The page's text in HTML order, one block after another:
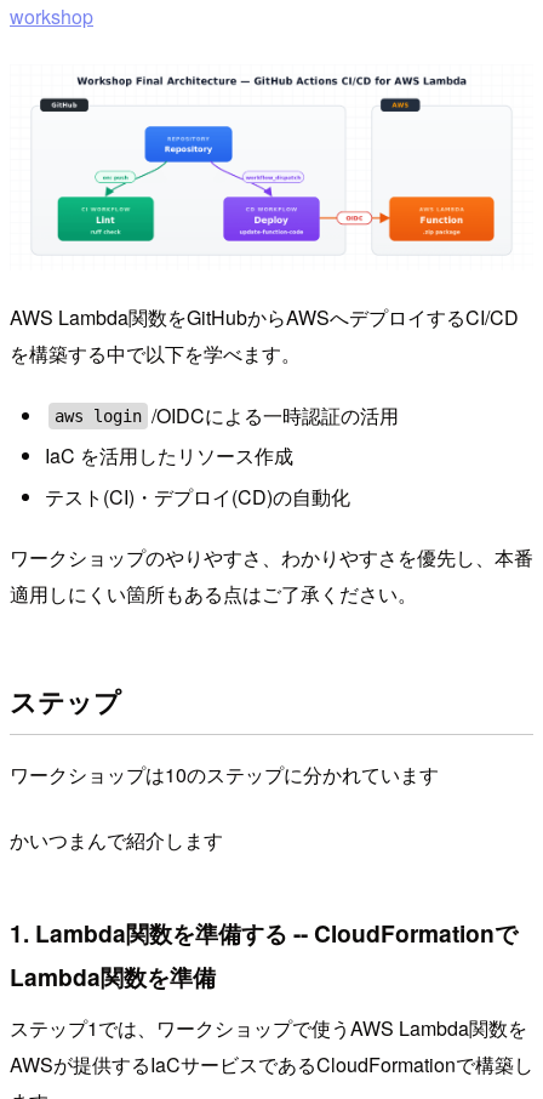
workshop
AWS Lambda関数をGitHubからAWSへデプロイするCI/CD
を構築する中で以下を学べます。
aws login /OIDCによる一時認証の活用
IaC を活用したリソース作成
テスト(CI)・デプロイ(CD)の自動化
ワークショップのやりやすさ、わかりやすさを優先し、本番
適用しにくい箇所もある点はご了承ください。
ステップ
ワークショップは10のステップに分かれています
かいつまんで紹介します
1. Lambda関数を準備する -- CloudFormationで
Lambda関数を準備
ステップ1では、ワークショップで使うAWS Lambda関数を
AWSが提供するIaCサービスであるCloudFormationで構築し